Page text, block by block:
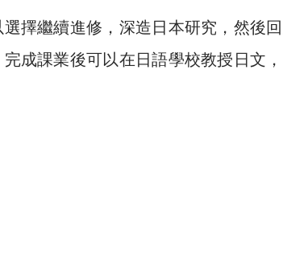
擇繼續進修，深造日本研究，然後
成課業後可以在日語學校教授日文